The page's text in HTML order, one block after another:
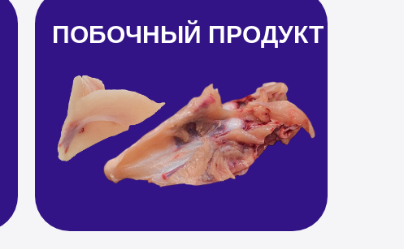
ПОБОЧНЫЙ ПРОДУКТ